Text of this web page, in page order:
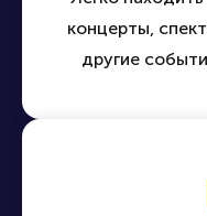
концерты,
другие